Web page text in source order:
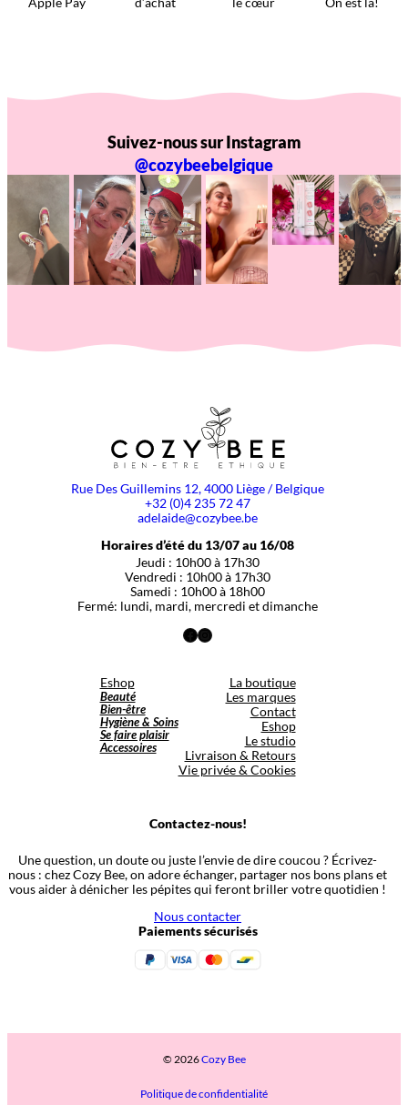
Suivez-nous sur Instagram
@cozybeebelgique
Rue Des Guillemins 12, 4000 Liège / Belgique
+32 (0)4 235 72 47
adelaide@cozybee.be
Horaires d’été du 13/07 au 16/08
Jeudi : 10h00 à 17h30
Vendredi : 10h00 à 17h30
Samedi : 10h00 à 18h00
Fermé: lundi, mardi, mercredi et dimanche
Facebook
Instagram
Eshop
Beauté
Bien-être
Hygiène & Soins
Se faire plaisir
Accessoires
La boutique
Les marques
Contact
Eshop
Le studio
Livraison & Retours
Vie privée & Cookies
Contactez-nous!
Une question, un doute ou juste l’envie de dire coucou ? Écrivez-
nous : chez Cozy Bee, on adore échanger, partager nos bons plans et
vous aider à dénicher les pépites qui feront briller votre quotidien !
Nous contacter
Paiements sécurisés
© 2026Cozy Bee
Politique de confidentialité